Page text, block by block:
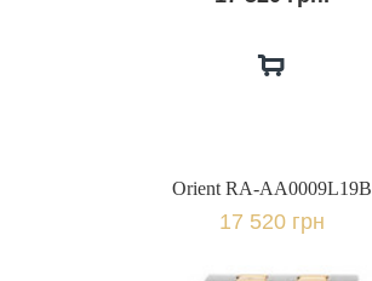
Orient RA-AA0009L19B
17 520 грн